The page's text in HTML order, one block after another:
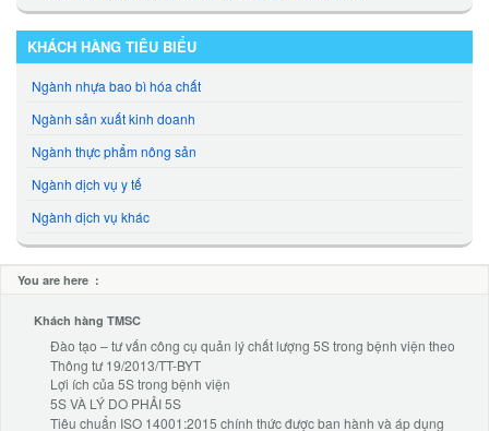
KHÁCH HÀNG TIÊU BIỂU
Ngành nhựa bao bì hóa chất
Ngành sản xuất kinh doanh
Ngành thực phẩm nông sản
Ngành dịch vụ y tế
Ngành dịch vụ khác
You are here :
Khách hàng TMSC
Đào tạo – tư vấn công cụ quản lý chất lượng 5S trong bệnh viện theo
Thông tư 19/2013/TT-BYT
Lợi ích của 5S trong bệnh viện
5S VÀ LÝ DO PHẢI 5S
Tiêu chuẩn ISO 14001:2015 chính thức được ban hành và áp dụng